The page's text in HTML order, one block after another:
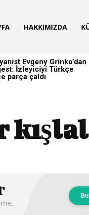
HAKKIMIZDA
Evgeny Grinko’dan
İzleyiciyi Türkçe
parça çaldı